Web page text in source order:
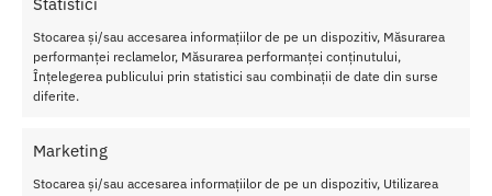
Stocarea și/sau accesarea informațiilor de pe un dispozitiv, Măsurarea
performanței reclamelor, Măsurarea performanței conținutului,
Înțelegerea publicului prin statistici sau combinații de date din surse
diferite.
Marketing
Stocarea și/sau accesarea informațiilor de pe un dispozitiv, Utilizarea